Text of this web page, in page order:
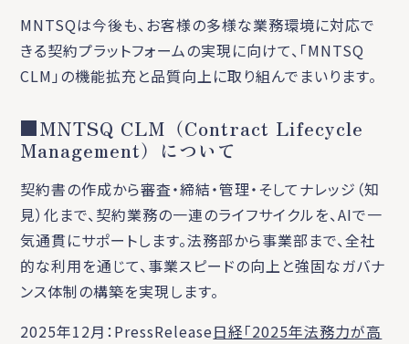
MNTSQは今後も、お客様の多様な業務環境に対応で
きる契約プラットフォームの実現に向けて、「MNTSQ
CLM」の機能拡充と品質向上に取り組んでまいります。
■MNTSQ CLM（Contract Lifecycle
Management）について
契約書の作成から審査・締結・管理・そしてナレッジ（知
見）化まで、契約業務の一連のライフサイクルを、AIで一
気通貫にサポートします。法務部から事業部まで、全社
的な利用を通じて、事業スピードの向上と強固なガバナ
ンス体制の構築を実現します。
2025年12月：PressRelease日経「2025年法務力が高